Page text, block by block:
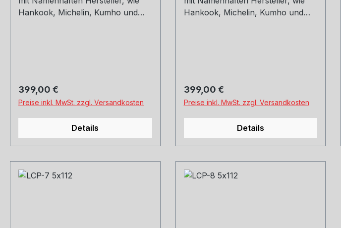
Hankook, Michelin, Kumho und
Regulärer Preis:
399,00 €
Preise inkl. MwSt. zzgl. Versandkosten
Details
Hankook, Michelin, Kumho und
Regulärer Preis:
399,00 €
Preise inkl. MwSt. zzgl. Versandkosten
Details